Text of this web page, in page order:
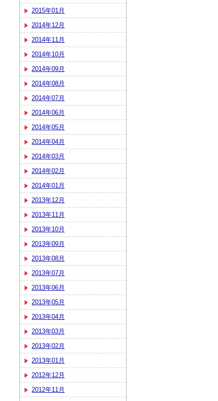
2015年01月
2014年12月
2014年11月
2014年10月
2014年09月
2014年08月
2014年07月
2014年06月
2014年05月
2014年04月
2014年03月
2014年02月
2014年01月
2013年12月
2013年11月
2013年10月
2013年09月
2013年08月
2013年07月
2013年06月
2013年05月
2013年04月
2013年03月
2013年02月
2013年01月
2012年12月
2012年11月